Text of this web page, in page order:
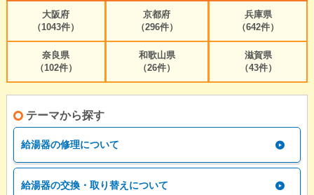
大阪府
（1043件）
京都府
（296件）
兵庫県
（642件）
奈良県
（102件）
和歌山県
（26件）
滋賀県
（43件）
テーマから探す
給湯器の修理について
給湯器の交換・取り替えについて